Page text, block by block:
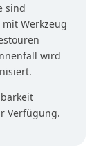
sind
Werkzeug
wird
Verfügung.